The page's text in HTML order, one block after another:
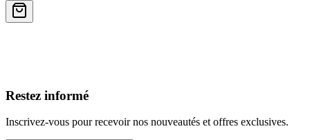
Restez informé
Inscrivez-vous pour recevoir nos nouveautés et offres exclusives.